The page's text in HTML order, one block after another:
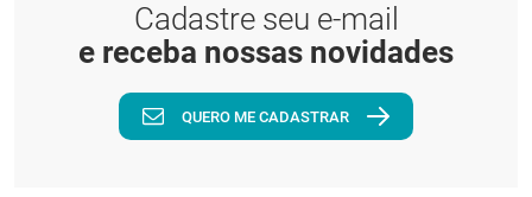
Cadastre seu e-mail
e receba nossas novidades
QUERO ME CADASTRAR